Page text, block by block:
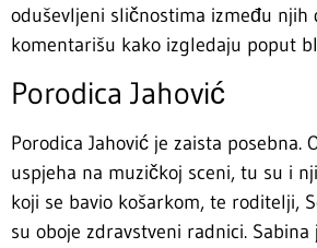
oduševljeni sličnostima između njih
komentarišu kako izgledaju poput
Porodica Jahović
Porodica Jahović je zaista posebna.
uspjeha na muzičkoj sceni, tu su i
koji se bavio košarkom, te roditelji,
su oboje zdravstveni radnici.